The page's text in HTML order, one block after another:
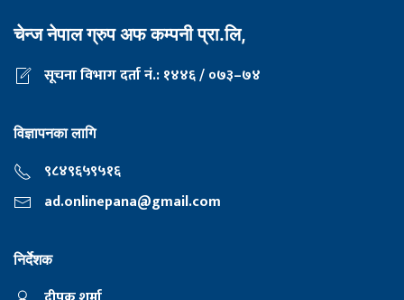
चेन्ज नेपाल ग्रुप अफ कम्पनी प्रा.लि,
सूचना विभाग दर्ता नं.: १४४६ / ०७३–७४
विज्ञापनका लागि
९८४९६५९५१६
ad.onlinepana@gmail.com
निर्देशक